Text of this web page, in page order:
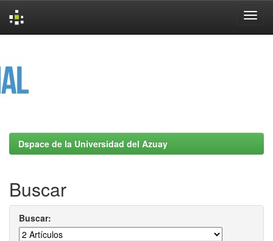
Dspace de la Universidad del Azuay
Buscar
Buscar: